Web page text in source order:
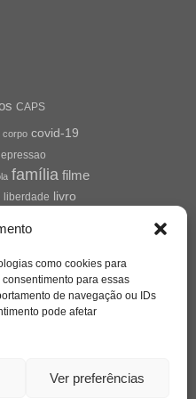
como cookies para
para essas
de navegação ou IDs
pode afetar
Ver preferências
CAPS
corpo covid-19
família filme
liberdade livro
sociais relato